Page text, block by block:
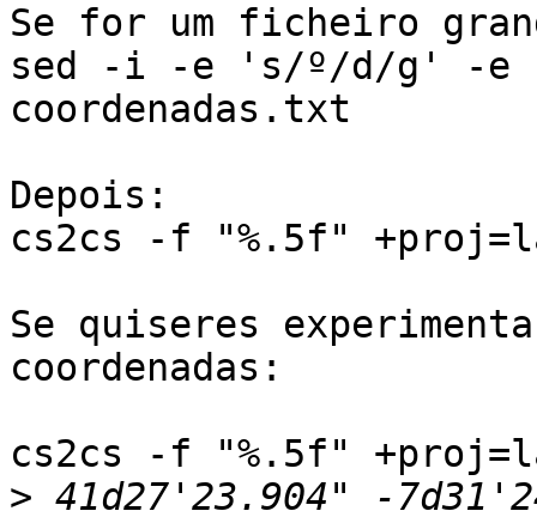
Se for um ficheiro
sed -i -e 's/º/d/g'
coordenadas.txt
Depois:
cs2cs -f "%.5f"
Se quiseres
coordenadas:
cs2cs -f "%.5f"
>